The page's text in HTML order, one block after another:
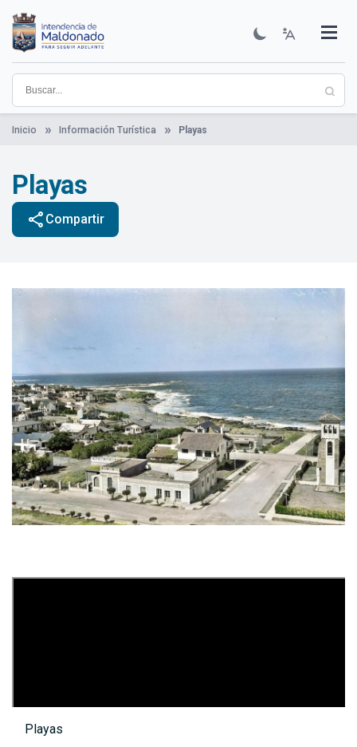
contenido
principal
Institucional
Municipios
Descubre Maldonado
Comunicación
Servicios
Guía De Trámites
Ver Noticias
Inicio Información Turística Playas
Playas
share Compartir
Playas